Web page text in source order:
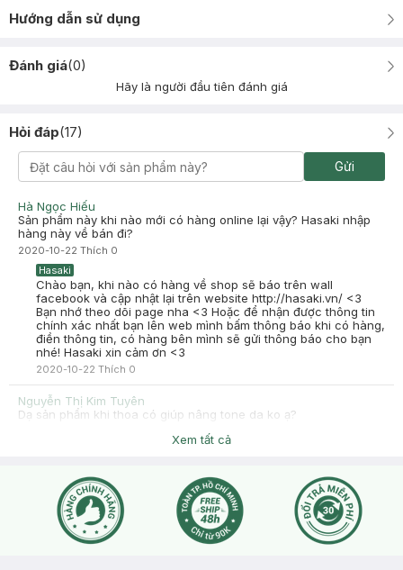
Hướng dẫn sử dụng
Đánh giá(0)
Hãy là người đầu tiên đánh giá
Hỏi đáp(17)
Gửi
Hà Ngọc Hiếu
Sản phẩm này khi nào mới có hàng online lại vậy? Hasaki nhập
hàng này về bán đi?
2020-10-22 Thích 0
Hasaki
Chào bạn, khi nào có hàng về shop sẽ báo trên wall
facebook và cập nhật lại trên website http://hasaki.vn/ <3
Bạn nhớ theo dõi page nha <3 Hoặc để nhận được thông tin
chính xác nhất bạn lên web mình bấm thông báo khi có hàng,
điền thông tin, có hàng bên mình sẽ gửi thông báo cho bạn
nhé! Hasaki xin cảm ơn <3
2020-10-22 Thích 0
Nguyễn Thị Kim Tuyên
Dạ sản phẩm khi thoa có giúp nâng tone da ko ạ?
sống hơn, không nâng tone rõ bạn nè
2020-09-02Thích
Xem tất cả